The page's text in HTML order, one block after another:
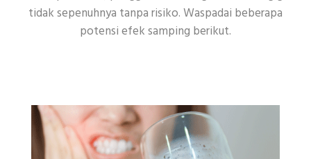
tidak sepenuhnya tanpa risiko. Waspadai beberapa
potensi efek samping berikut.